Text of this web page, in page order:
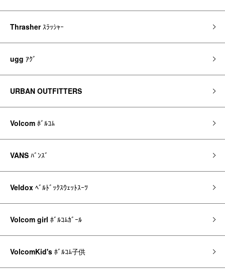
Thrasherｽﾗｯｼｬｰ
ugg ｱｸﾞ
URBAN OUTFITTERS
Volcom ﾎﾞﾙｺﾑ
VANS ﾊﾞﾝｽﾞ
Veldox ﾍﾞﾙﾄﾞｯｸｽｳｪｯﾄｽｰﾂ
Volcom girl ﾎﾞﾙｺﾑｶﾞｰﾙ
VolcomKid's ﾎﾞﾙｺﾑ子供